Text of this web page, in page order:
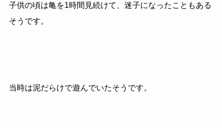
子供の頃は亀を1時間見続けて、迷子になったこともある
そうです。
当時は泥だらけで遊んでいたそうです。